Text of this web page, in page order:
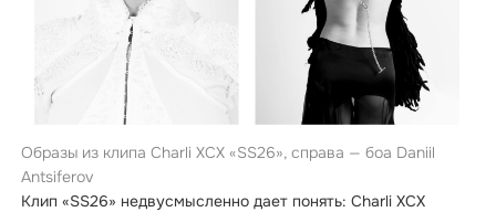
Образы из клипа Charli XCX «SS26», справа — боа Daniil
Antsiferov
Клип «SS26» недвусмысленно дает понять: Charli XCX